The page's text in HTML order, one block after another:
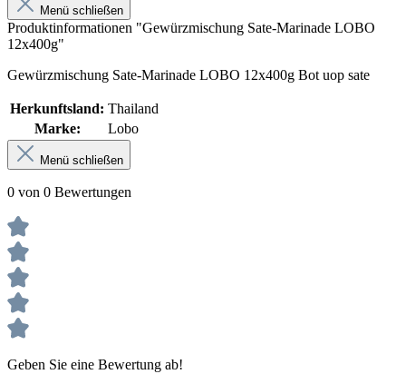
Menü schließen
Produktinformationen "Gewürzmischung Sate-Marinade LOBO
12x400g"
Gewürzmischung Sate-Marinade LOBO 12x400g Bot uop sate
Herkunftsland: Thailand
Marke:
Lobo
Menü schließen
0 von 0 Bewertungen
Geben Sie eine Bewertung ab!